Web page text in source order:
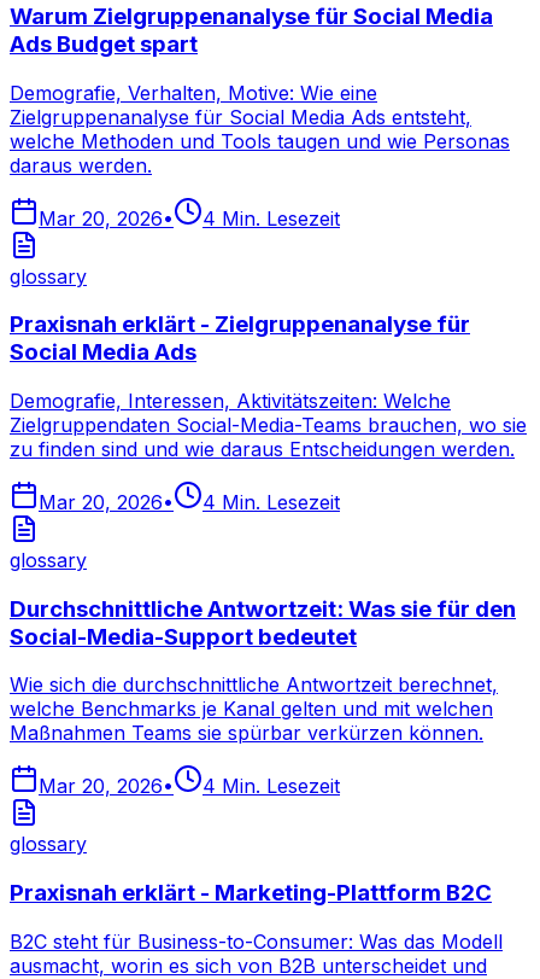
Warum Zielgruppenanalyse für Social Media
Ads Budget spart
Demografie, Verhalten, Motive: Wie eine
Zielgruppenanalyse für Social Media Ads entsteht,
welche Methoden und Tools taugen und wie Personas
daraus werden.
Mar 20, 2026• 4 Min. Lesezeit
glossary
Praxisnah erklärt - Zielgruppenanalyse für
Social Media Ads
Demografie, Interessen, Aktivitätszeiten: Welche
Zielgruppendaten Social-Media-Teams brauchen, wo sie
zu finden sind und wie daraus Entscheidungen werden.
Mar 20, 2026• 4 Min. Lesezeit
glossary
Durchschnittliche Antwortzeit: Was sie für den
Social-Media-Support bedeutet
Wie sich die durchschnittliche Antwortzeit berechnet,
welche Benchmarks je Kanal gelten und mit welchen
Maßnahmen Teams sie spürbar verkürzen können.
Mar 20, 2026• 4 Min. Lesezeit
glossary
Praxisnah erklärt - Marketing-Plattform B2C
B2C steht für Business-to-Consumer: Was das Modell
ausmacht, worin es sich von B2B unterscheidet und